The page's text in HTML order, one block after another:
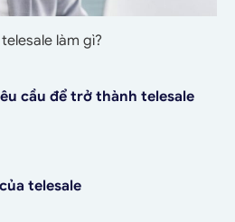
làm gì?
cầu để trở thành telesale
telesale